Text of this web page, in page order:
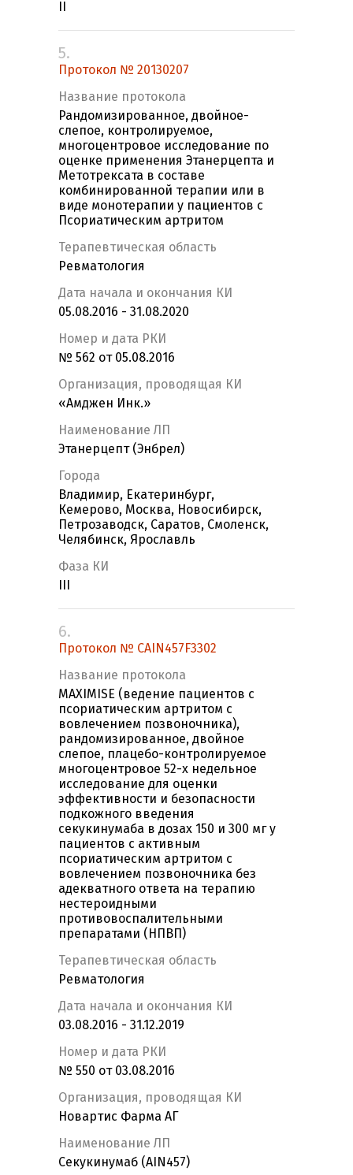
5.
Протокол № 20130207
Название протокола
Рандомизированное, двойное-
слепое, контролируемое,
многоцентровое исследование по
оценке применения Этанерцепта и
Метотрексата в составе
комбинированной терапии или в
виде монотерапии у пациентов с
Псориатическим артритом
Терапевтическая область
Ревматология
Дата начала и окончания КИ
05.08.2016 - 31.08.2020
Номер и дата РКИ
№ 562 от 05.08.2016
Организация, проводящая КИ
«Амджен Инк.»
Наименование ЛП
Этанерцепт (Энбрел)
Города
Владимир, Екатеринбург,
Кемерово, Москва, Новосибирск,
Петрозаводск, Саратов, Смоленск,
Челябинск, Ярославль
Фаза КИ
6.
Протокол № CAIN457F3302
Название протокола
MAXIMISE (ведение пациентов с
псориатическим артритом с
вовлечением позвоночника),
рандомизированное, двойное
слепое, плацебо-контролируемое
многоцентровое 52-х недельное
исследование для оценки
эффективности и безопасности
подкожного введения
секукинумаба в дозах 150 и 300 мг у
пациентов с активным
псориатическим артритом с
вовлечением позвоночника без
адекватного ответа на терапию
нестероидными
противовоспалительными
препаратами (НПВП)
Терапевтическая область
Ревматология
Дата начала и окончания КИ
03.08.2016 - 31.12.2019
Номер и дата РКИ
№ 550 от 03.08.2016
Организация, проводящая КИ
Новартис Фарма АГ
Наименование ЛП
Секукинумаб (AIN457)